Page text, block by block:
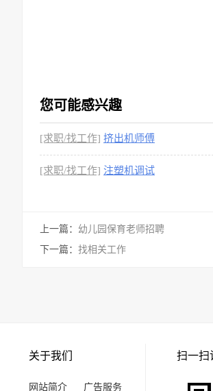
您可能感兴趣
[求职/找工作] 挤出机师傅
[求职/找工作] 注塑机调试
上一篇： 幼儿园保育老师招聘
下一篇： 找相关工作
关于我们
网站简介 广告服务
扫一扫